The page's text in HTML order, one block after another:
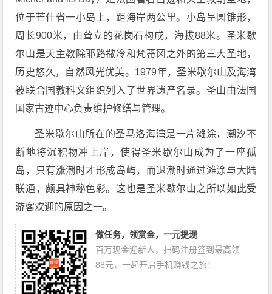
位于芒什省一小岛上，距海岸两公里。小岛呈圆锥形，
周长900米，由耸立的花岗石构成，海拔88米。圣米歇
尔山是天主教除耶路撒冷和梵蒂冈之外的第三大圣地，
历史悠久，自然风光优美。1979年，圣米歇尔山及海湾
被联合国教科文组织列入了世界遗产名录。圣山由法国
国家古迹中心负责维护修缮与管理。
圣米歇尔山所在的圣马洛海湾是一片滩涂，潮汐不
断地将沉积物冲上岸，使得圣米歇尔山成为了一座孤
岛，只有涨潮时才形成岛屿，而退潮时通过滩涂与大陆
联通，颇具神秘色彩。这也是圣米歇尔山之所以如此受
游客欢迎的原因之一。
做任务，领赏金，一元提现
百万现金迎新人，扫码注册签到最高领
88元，一起开启手机赚钱之旅！